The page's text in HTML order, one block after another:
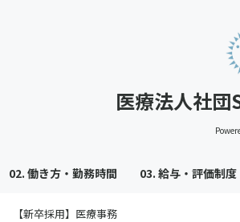
医療法人社
02. 働き方・勤務時間 03. 給与・評価制度
【新卒採用】医療事務